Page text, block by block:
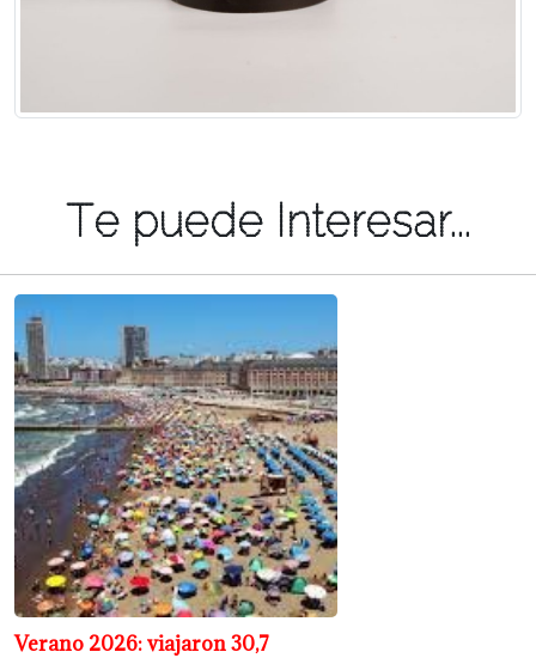
Te puede Interesar...
Verano 2026: viajaron 30,7